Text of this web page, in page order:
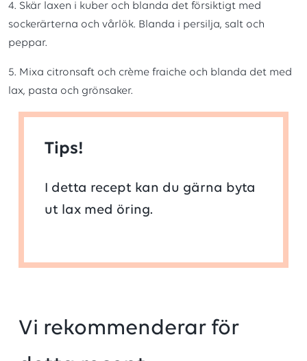
4. Skär laxen i kuber och blanda det försiktigt med
sockerärterna och vårlök. Blanda i persilja, salt och
peppar.
5. Mixa citronsaft och crème fraiche och blanda det med
lax, pasta och grönsaker.
Tips!
I detta recept kan du gärna byta
ut lax med öring.
Vi rekommenderar för